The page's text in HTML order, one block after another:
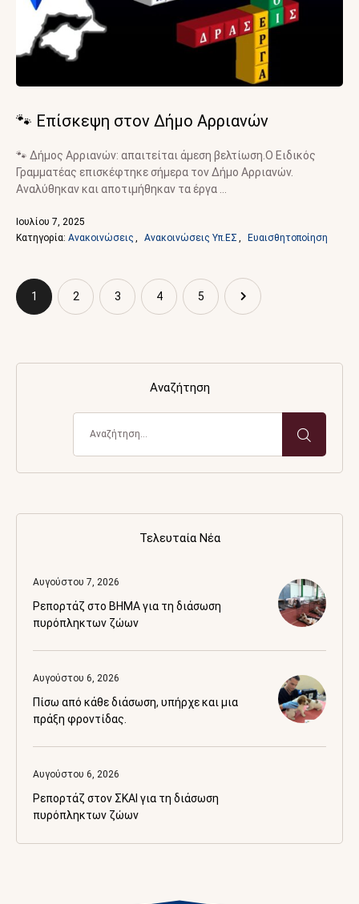
🐾 Επίσκεψη στον Δήμο Αρριανών
🐾 Δήμος Αρριανών: απαιτείται άμεση βελτίωση.Ο Ειδικός
Γραμματέας επισκέφτηκε σήμερα τον Δήμο Αρριανών.
Αναλύθηκαν και αποτιμήθηκαν τα έργα …
Ιουλίου 7, 2025
Κατηγορία: Ανακοινώσεις , Ανακοινώσεις Υπ.ΕΣ , Ευαισθητοποίηση
1 2 3 4 5
Αναζήτηση
Τελευταία Νέα
Αυγούστου 7, 2026
Ρεπορτάζ στο BHMA για τη διάσωση
πυρόπληκτων ζώων
Αυγούστου 6, 2026
Πίσω από κάθε διάσωση, υπήρχε και μια
πράξη φροντίδας.
Αυγούστου 6, 2026
Ρεπορτάζ στον ΣΚΑΙ για τη διάσωση
πυρόπληκτων ζώων